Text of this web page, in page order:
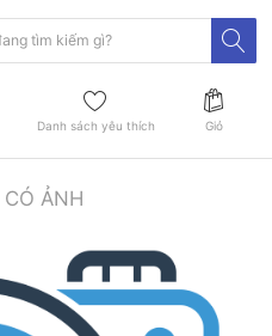
Danh sách yêu thích Giỏ